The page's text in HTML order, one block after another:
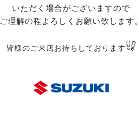
いただく場合がございますので
ご理解の程よろしくお願い致します。
皆様のご来店お待ちしております